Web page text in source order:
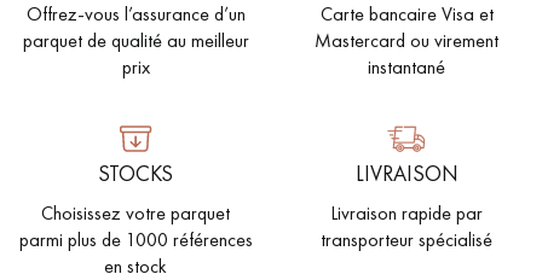
PARQUET LAMES LARGES XXL PARQUET EN CHÊNE
Nos conseillers sont disponibles au
09-8899140
Offrez-vous l’assurance d’un
parquet de qualité au meilleur
prix
Carte bancaire Visa et
Mastercard ou virement
instantané
STOCKS
Choisissez votre parquet
parmi plus de 1000 références
en stock
LIVRAISON
Livraison rapide par
transporteur spécialisé